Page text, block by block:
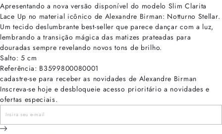
Apresentando a nova versão disponível do modelo Slim Clarita
Lace Up no material icônico de Alexandre Birman: Notturno Stellar.
Um tecido deslumbrante best-seller que parece dançar com a luz,
lembrando a transição mágica das matizes prateadas para
douradas sempre revelando novos tons de brilho.
Salto: 5 cm
Referência: B3599800080001
cadastre-se para receber as novidades de Alexandre Birman
Inscreva-se hoje e desbloqueie acesso prioritário a novidades e
ofertas especiais.